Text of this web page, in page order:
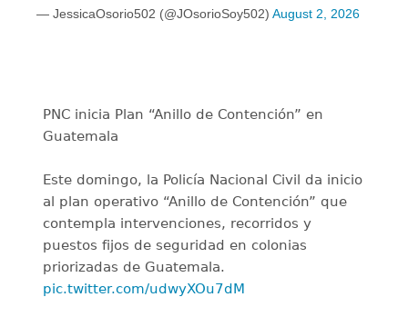
— JessicaOsorio502 (@JOsorioSoy502) August 2, 2026
PNC inicia Plan “Anillo de Contención” en
Guatemala
Este domingo, la Policía Nacional Civil da inicio
al plan operativo “Anillo de Contención” que
contempla intervenciones, recorridos y
puestos fijos de seguridad en colonias
priorizadas de Guatemala.
pic.twitter.com/udwyXOu7dM